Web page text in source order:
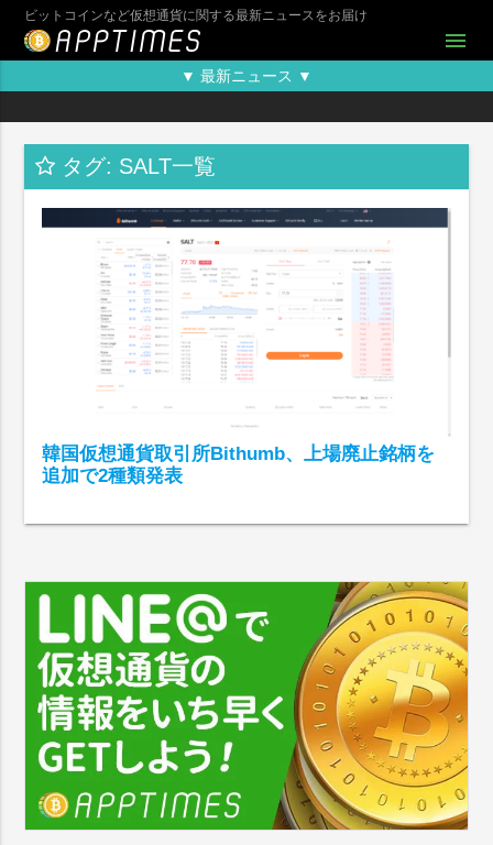
ビットコインなど仮想通貨に関する最新ニュースをお届け
menu
▼ 最新ニュース ▼
タグ: SALT一覧
韓国仮想通貨取引所Bithumb、上場廃止銘柄を
追加で2種類発表